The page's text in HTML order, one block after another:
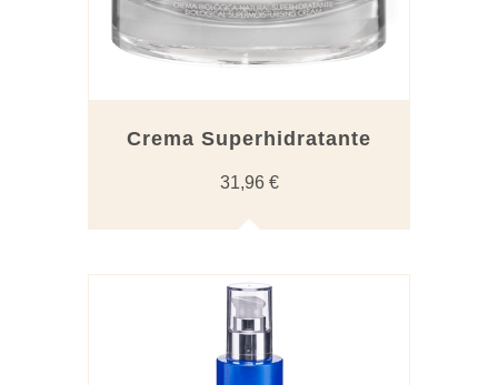
Crema Superhidratante
31,96 €